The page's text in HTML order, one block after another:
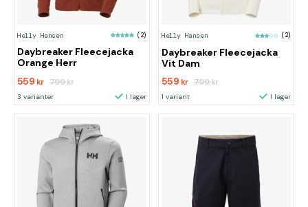
Helly Hansen (2)
Daybreaker Fleecejacka
Orange Herr
559 kr 799kr
3 varianter I lager
Helly Hansen (2)
Daybreaker Fleecejacka
Vit Dam
559 kr 799kr
1 variant I lager